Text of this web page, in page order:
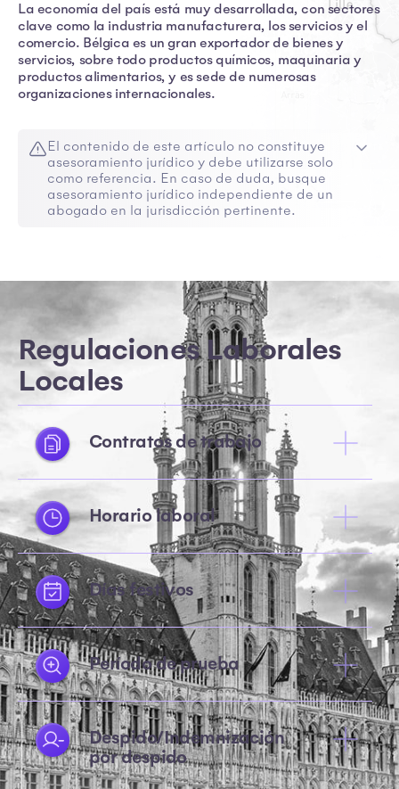
La economía del país está muy desarrollada, con sectores
clave como la industria manufacturera, los servicios y el
comercio. Bélgica es un gran exportador de bienes y
servicios, sobre todo productos químicos, maquinaria y
productos alimentarios, y es sede de numerosas
organizaciones internacionales.
El contenido de este artículo no constituye
asesoramiento jurídico y debe utilizarse solo
como referencia. En caso de duda, busque
asesoramiento jurídico independiente de un
abogado en la jurisdicción pertinente.
Regulaciones Laborales
Locales
Contratos de trabajo
Horario laboral
Días festivos
Período de prueba
Despido/Indemnización
por despido